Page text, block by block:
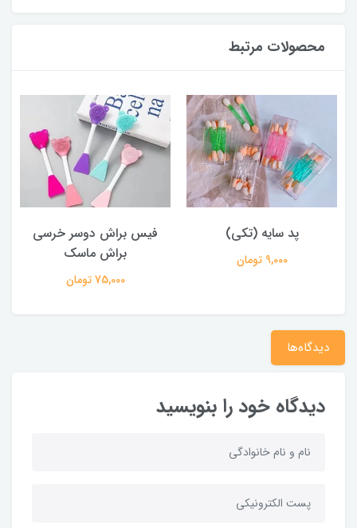
محصولات مرتبط
پد سایه (تکی)
9,000 تومان
فیس براش دوسر خرسی
براش ماسک
75,000 تومان
دیدگاه‌ها
دیدگاه خود را بنویسید